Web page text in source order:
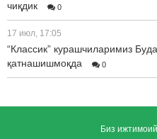
чиқдик
0
17 июл, 17:05
“Классик” курашчиларимиз
қатнашишмоқда
0
Биз